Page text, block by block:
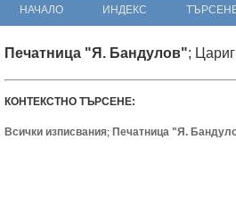
НАЧАЛО ИНДЕКС
Печатница "Я. Бандулов";
КОНТЕКСТНО ТЪРСЕНЕ:
Всички изписвания; Печатница "Я.